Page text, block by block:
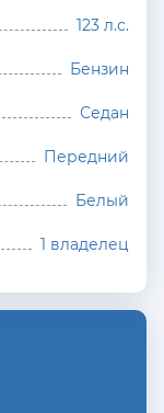
123 л.с.
Бензин
Седан
Передний
Белый
1 владелец